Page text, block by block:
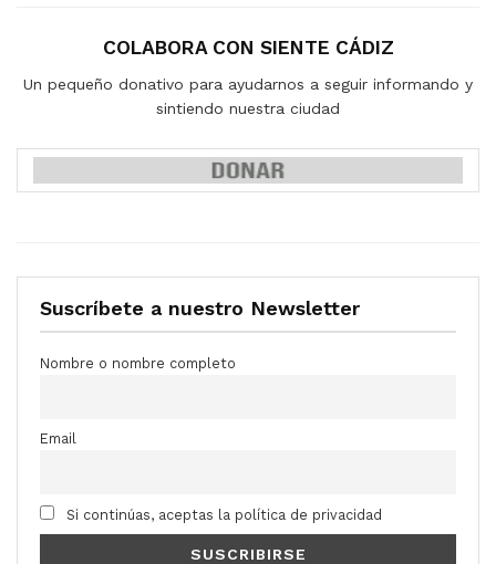
COLABORA CON SIENTE CÁDIZ
Un pequeño donativo para ayudarnos a seguir informando y
sintiendo nuestra ciudad
Suscríbete a nuestro Newsletter
Nombre o nombre completo
Email
Si continúas, aceptas la política de privacidad